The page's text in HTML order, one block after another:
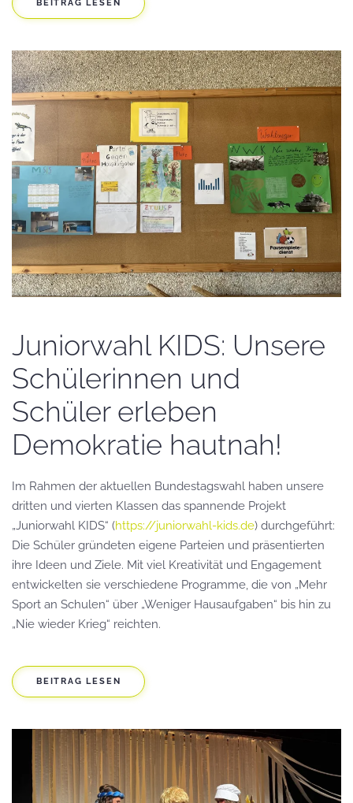
BEITRAG LESEN
Juniorwahl KIDS: Unsere
Schülerinnen und
Schüler erleben
Demokratie hautnah!
Im Rahmen der aktuellen Bundestagswahl haben unsere
dritten und vierten Klassen das spannende Projekt
„Juniorwahl KIDS“ (https://juniorwahl-kids.de) durchgeführt:
Die Schüler gründeten eigene Parteien und präsentierten
ihre Ideen und Ziele. Mit viel Kreativität und Engagement
entwickelten sie verschiedene Programme, die von „Mehr
Sport an Schulen“ über „Weniger Hausaufgaben“ bis hin zu
„Nie wieder Krieg“ reichten.
BEITRAG LESEN